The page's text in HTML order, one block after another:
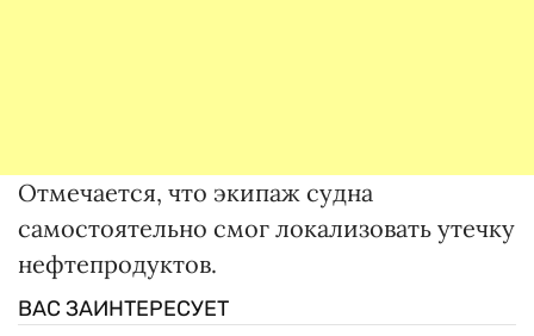
Отмечается, что экипаж судна
самостоятельно смог локализовать утечку
нефтепродуктов.
ВАС ЗАИНТЕРЕСУЕТ